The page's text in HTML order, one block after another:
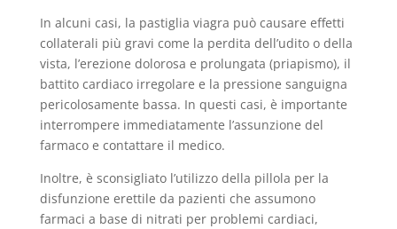
In alcuni casi, la pastiglia viagra può causare effetti
collaterali più gravi come la perdita dell’udito o della
vista, l’erezione dolorosa e prolungata (priapismo), il
battito cardiaco irregolare e la pressione sanguigna
pericolosamente bassa. In questi casi, è importante
interrompere immediatamente l’assunzione del
farmaco e contattare il medico.
Inoltre, è sconsigliato l’utilizzo della pillola per la
disfunzione erettile da pazienti che assumono
farmaci a base di nitrati per problemi cardiaci,